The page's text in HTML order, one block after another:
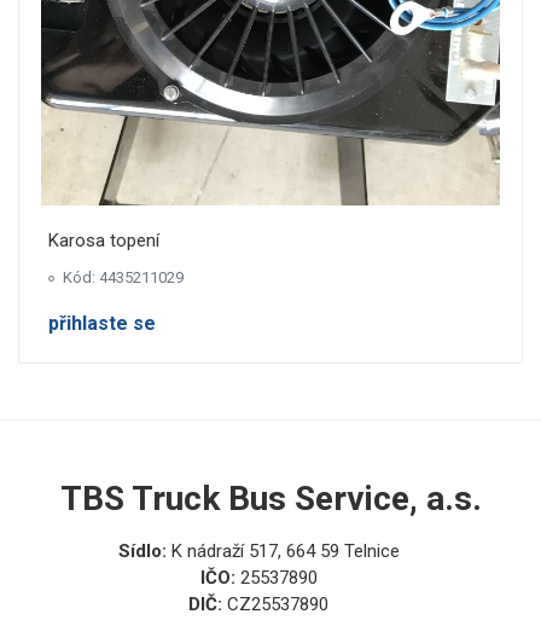
Karosa topení
Kód: 4435211029
přihlaste se
TBS Truck Bus Service, a.s.
Sídlo: K nádraží 517, 664 59 Telnice
IČO: 25537890
DIČ: CZ25537890